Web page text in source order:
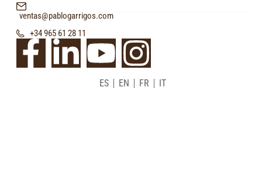
ventas@pablogarrigos.com
+34 965 61 28 11
ES EN FR IT